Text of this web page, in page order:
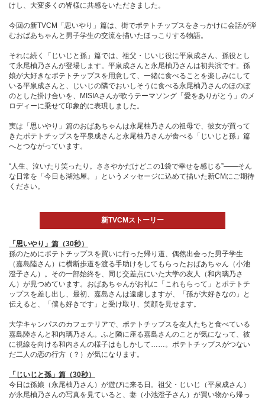
けし、大変多くの皆様に共感をいただきました。
今回の新TVCM「思いやり」篇は、街でポテトチップスをきっかけに会話が弾
むおばあちゃんと男子学生の交流を描いたほっこりする物語。
それに続く「じいじと孫」篇では、祖父・じいじ役に平泉成さん、孫役とし
て永尾柚乃さんが登場します。平泉成さんと永尾柚乃さんは初共演です。孫
娘が大好きなポテトチップスを用意して、一緒に食べることを楽しみにして
いる平泉成さんと、じいじの隣でおいしそうに食べる永尾柚乃さんのほのぼ
のとした掛け合いを、MISIAさんが歌うテーマソング「愛をありがとう」のメ
ロディーに乗せて印象的に表現しました。
実は「思いやり」篇のおばあちゃんは永尾柚乃さんの祖母で、彼女が買って
きたポテトチップスを平泉成さんと永尾柚乃さんが食べる「じいじと孫」篇
へとつながっています。
“人生、泣いたり笑ったり。ささやかだけどこの1袋で幸せを感じる”――そん
な日常を「今日も湖池屋。」というメッセージに込めて描いた新CMにご期待
ください。
新TVCMストーリー
「思いやり」篇（30秒）
孫のためにポテトチップスを買いに行った帰り道、偶然出会った男子学生
（嘉島陸さん）に横断歩道を渡る手助けをしてもらったおばあちゃん（小池
澄子さん）。その一部始終を、同じ交差点にいた大学の友人（和内璃乃さ
ん）が見つめています。おばあちゃんがお礼に「これもらって」とポテトチ
ップスを差し出し、最初、嘉島さんは遠慮しますが、「孫が大好きなの」と
伝えると、「僕も好きです」と受け取り、笑顔を見せます。
大学キャンパスのカフェテリアで、ポテトチップスを友人たちと食べている
嘉島陸さんと和内璃乃さん。ふと隣に座る嘉島さんのことが気になって、彼
に視線を向ける和内さんの様子はもしかして……。ポテトチップスがつない
だ二人の恋の行方（？）が気になります。
「じいじと孫」篇（30秒）
今日は孫娘（永尾柚乃さん）が遊びに来る日。祖父・じいじ（平泉成さん）
が永尾柚乃さんの写真を見ていると、妻（小池澄子さん）が買い物から帰っ